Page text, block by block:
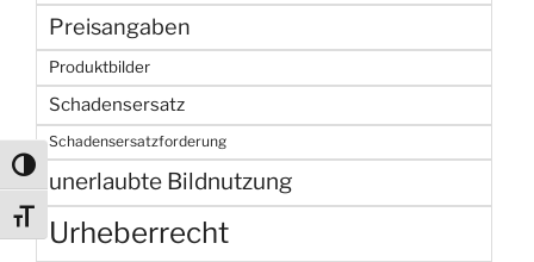
Umschalten auf hohe Kontraste
Schrift vergrößern
Preisangaben
Produktbilder
Schadensersatz
Schadensersatzforderung
unerlaubte Bildnutzung
Urheberrecht